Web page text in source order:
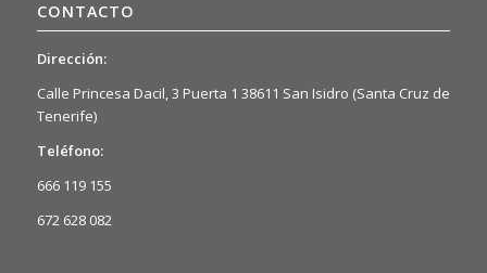
CONTACTO
Dirección:
Calle Princesa Dacil, 3 Puerta 1 38611 San Isidro (Santa Cruz de
Tenerife)
Teléfono:
666 119 155
672 628 082